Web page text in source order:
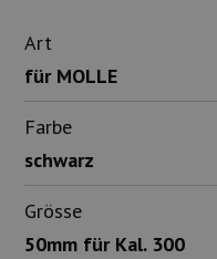
Art
für MOLLE
Farbe
schwarz
Grösse
50mm für Kal. 300